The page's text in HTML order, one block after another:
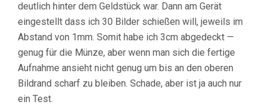
deutlich hinter dem Geldstück war. Dann am Gerät
eingestellt dass ich 30 Bilder schießen will, jeweils im
Abstand von 1mm. Somit habe ich 3cm abgedeckt —
genug für die Münze, aber wenn man sich die fertige
Aufnahme ansieht nicht genug um bis an den oberen
Bildrand scharf zu bleiben. Schade, aber ist ja auch nur
ein Test.